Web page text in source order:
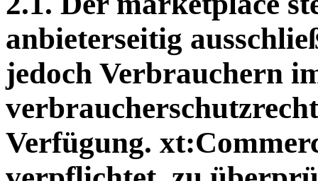
anbieterseitig
jedoch Verbrauchern
Verfügung.